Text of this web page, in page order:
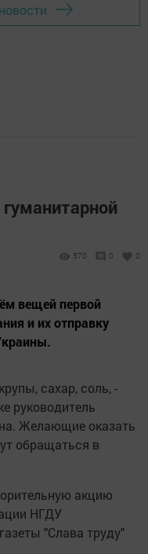
570 0 0
вещей первой
и их отправку
сахар, соль, -
руководитель
Желающие оказать
обращаться в
акцию
НГДУ
"Слава труду"